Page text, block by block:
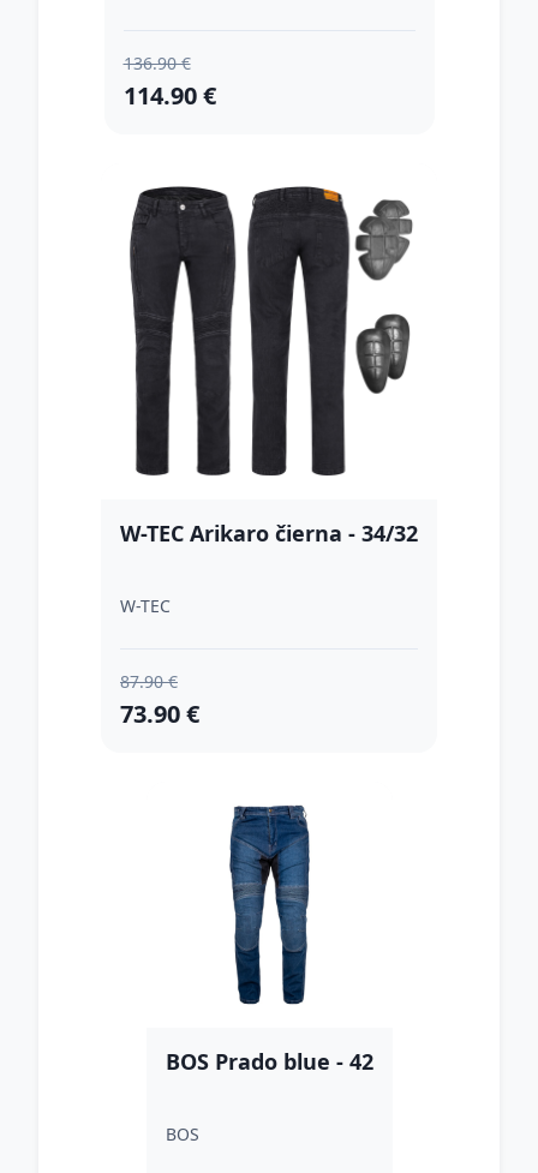
136.90 €
114.90 €
W-TEC Arikaro čierna - 34/32
W-TEC
87.90 €
73.90 €
BOS Prado blue - 42
BOS